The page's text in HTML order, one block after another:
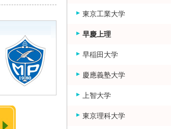
東京工業大学
早慶上理
早稲田大学
慶應義塾大学
上智大学
東京理科大学